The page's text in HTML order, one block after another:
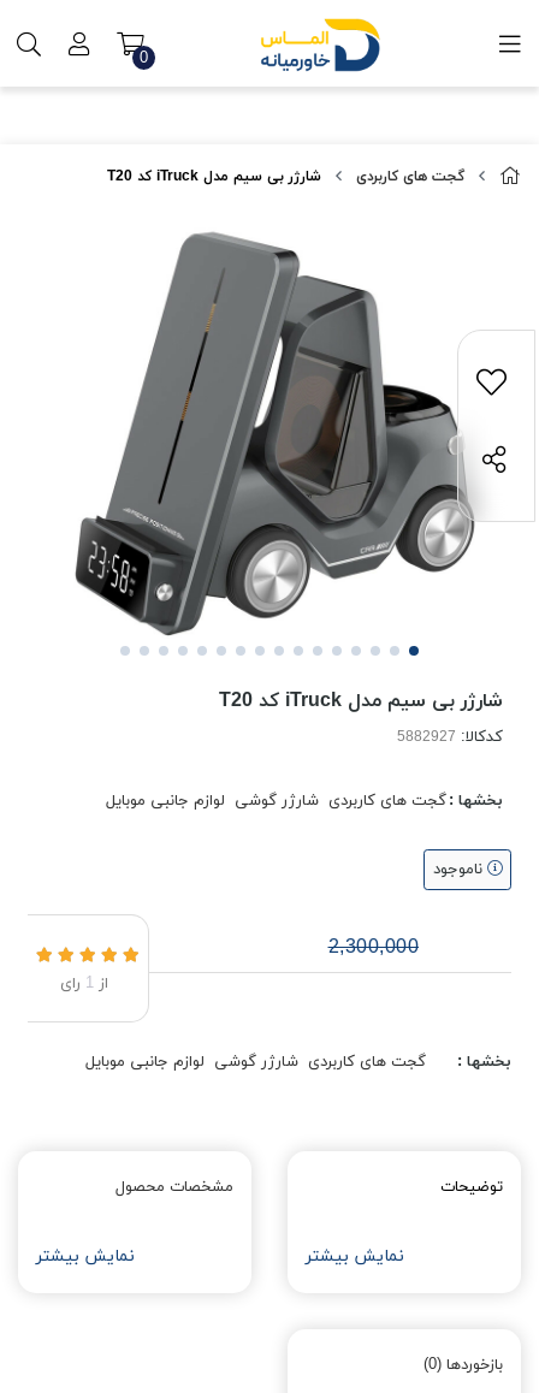
گجت های کاربردی شارژر بی سیم مدل iTruck کد T20
شارژر بی سیم مدل iTruck کد T20
کدکالا:
بخشها :گجت های کاربردی شارژر گوشی لوازم جانبی موبایل
ناموجود
2,300,000
از 1 رای
بخشها : گجت های کاربردی شارژر گوشی لوازم جانبی موبایل
توضیحات
نمایش بیشتر
مشخصات محصول
نمایش بیشتر
بازخوردها (0)
0